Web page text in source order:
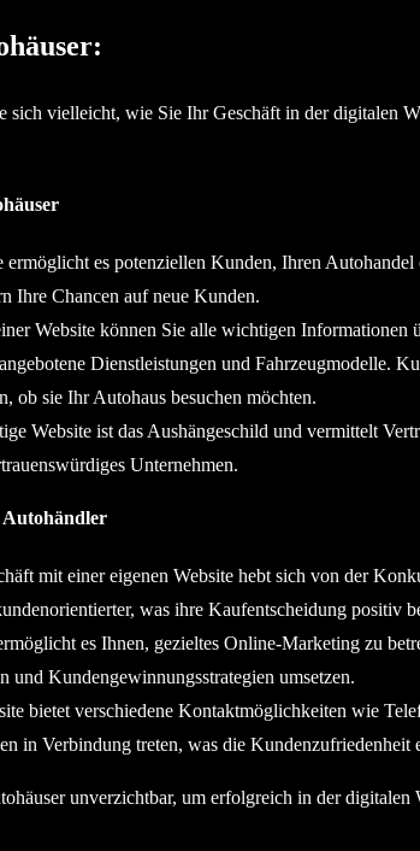
sich vielleicht, wie Sie Ihr Geschäft in der digitalen
ermöglicht es potenziellen Kunden, Ihren
Ihre Chancen auf neue Kunden.
Website können Sie alle wichtigen Informationen
Dienstleistungen und Fahrzeugmodelle.
ob sie Ihr Autohaus besuchen möchten.
Website ist das Aushängeschild und vermittelt
Unternehmen.
Autohändler
mit einer eigenen Website hebt sich von der
was ihre Kaufentscheidung positiv
es Ihnen, gezieltes Online-Marketing zu
und Kundengewinnungsstrategien umsetzen.
bietet verschiedene Kontaktmöglichkeiten wie
in Verbindung treten, was die Kundenzufriedenheit
unverzichtbar, um erfolgreich in der digitalen